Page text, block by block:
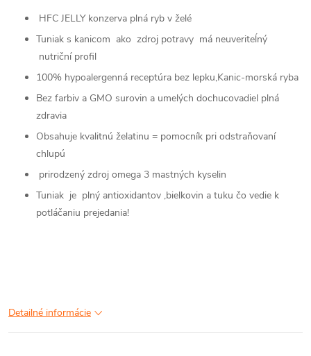
HFC JELLY konzerva plná ryb v želé
Tuniak s kanicom ako zdroj potravy má neuveriteĺný
nutriční profil
100% hypoalergenná receptúra bez lepku,Kanic-morská ryba
Bez farbiv a GMO surovin a umelých dochucovadiel plná
zdravia
Obsahuje kvalitnú želatinu = pomocník pri odstraňovaní
chlupú
prirodzený zdroj omega 3 mastných kyselin
Tuniak je plný antioxidantov ,bielkovin a tuku čo vedie k
potláčaniu prejedania!
Detailné informácie